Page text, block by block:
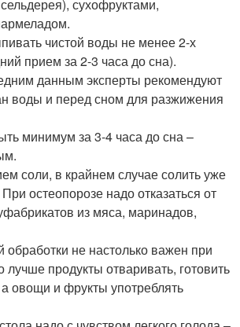
сухофруктами,
чистой воды не менее 2-х
прием за 2-3 часа до сна).
данным эксперты рекомендуют
воды и перед сном для разжижения
минимум за 3-4 часа до сна –
соли, в крайнем случае солить уже
остеопорозе надо отказаться от
из мяса, маринадов,
обработки не настолько важен при
лучше продукты отваривать, готовить
овощи и фрукты употреблять